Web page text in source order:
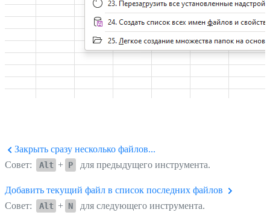
Закрыть сразу несколько файлов...
Совет:
Alt + P для предыдущего инструмента.
Добавить текущий файл в список последних файлов
Совет:
Alt + N для следующего инструмента.